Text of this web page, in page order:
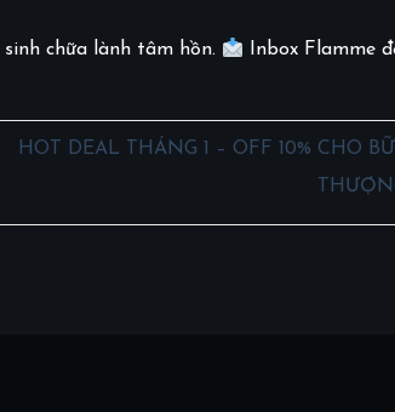
chữa lành tâm hồn. Inbox Flamme
HOT DEAL THÁNG 1 – OFF 10% CHO